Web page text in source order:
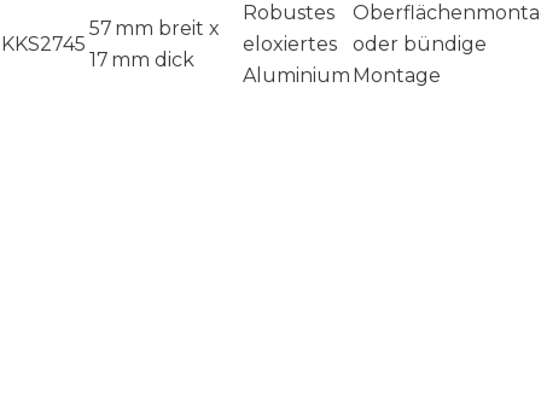
KKS2745
57 mm breit x
17 mm dick
Robustes
eloxiertes
Aluminium
oder bündige
Montage